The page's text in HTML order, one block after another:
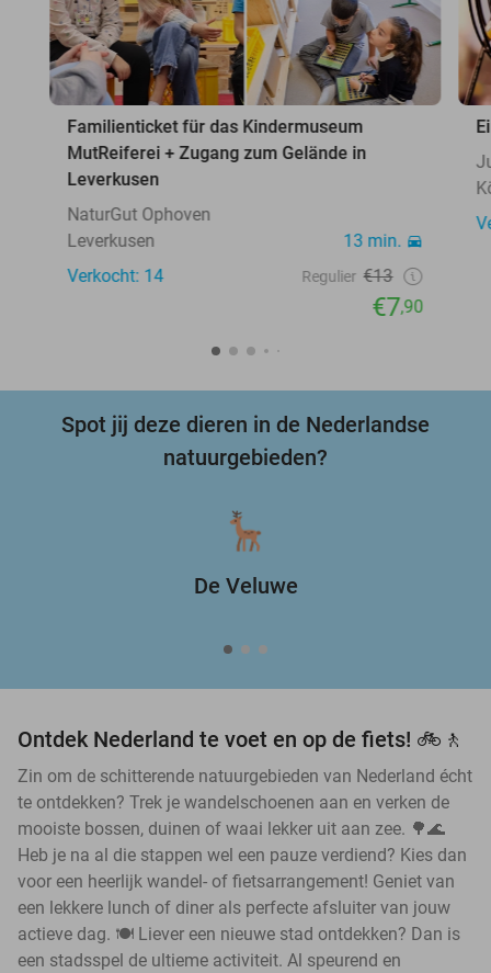
Familienticket für das Kindermuseum
MutReiferei + Zugang zum Gelände in
Leverkusen
NaturGut Ophoven
Leverkusen
13 min.
Verkocht: 14
Regulier €13
€7,90
Spot jij deze dieren in de Nederlandse
natuurgebieden?
De Veluwe
Ontdek Nederland te voet en op de fiets! 🚲🚶
Zin om de schitterende natuurgebieden van Nederland écht
te ontdekken? Trek je wandelschoenen aan en verken de
mooiste bossen, duinen of waai lekker uit aan zee. 🌳🌊
Heb je na al die stappen wel een pauze verdiend? Kies dan
voor een heerlijk wandel- of fietsarrangement! Geniet van
een lekkere lunch of diner als perfecte afsluiter van jouw
actieve dag. 🍽️ Liever een nieuwe stad ontdekken? Dan is
een stadsspel de ultieme activiteit. Al speurend en